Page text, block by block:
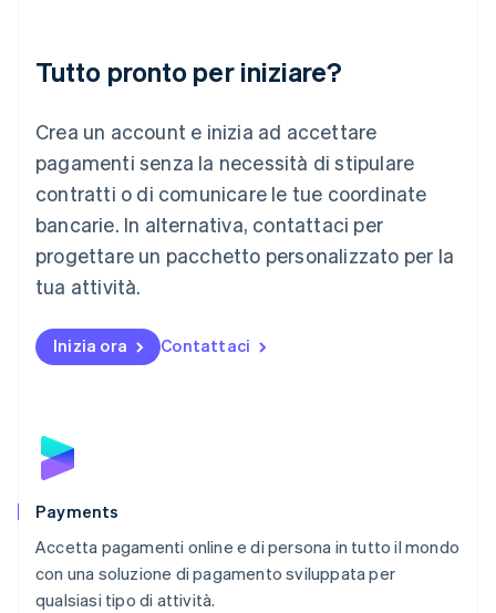
Tutto pronto per iniziare?
Crea un account e inizia ad accettare
pagamenti senza la necessità di stipulare
contratti o di comunicare le tue coordinate
bancarie. In alternativa, contattaci per
progettare un pacchetto personalizzato per la
tua attività.
Inizia ora Contattaci
Payments
Accetta pagamenti online e di persona in tutto il mondo
con una soluzione di pagamento sviluppata per
qualsiasi tipo di attività.
Lituania
Lussemburgo
Deutsch English
Malaysia
English 简体中文
Malta
Messico
EspañolEnglish
English
Nuova Zelanda
Polonia
English
Português
English简体中文
Regno Unito
English